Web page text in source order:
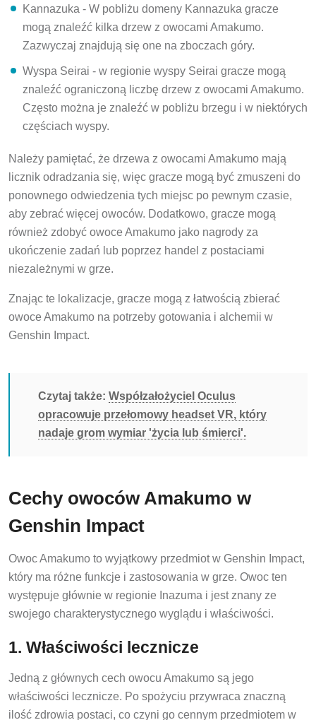
Kannazuka - W pobliżu domeny Kannazuka gracze
mogą znaleźć kilka drzew z owocami Amakumo.
Zazwyczaj znajdują się one na zboczach góry.
Wyspa Seirai - w regionie wyspy Seirai gracze mogą
znaleźć ograniczoną liczbę drzew z owocami Amakumo.
Często można je znaleźć w pobliżu brzegu i w niektórych
częściach wyspy.
Należy pamiętać, że drzewa z owocami Amakumo mają
licznik odradzania się, więc gracze mogą być zmuszeni do
ponownego odwiedzenia tych miejsc po pewnym czasie,
aby zebrać więcej owoców. Dodatkowo, gracze mogą
również zdobyć owoce Amakumo jako nagrody za
ukończenie zadań lub poprzez handel z postaciami
niezależnymi w grze.
Znając te lokalizacje, gracze mogą z łatwością zbierać
owoce Amakumo na potrzeby gotowania i alchemii w
Genshin Impact.
Czytaj także: Współzałożyciel Oculus
opracowuje przełomowy headset VR, który
nadaje grom wymiar 'życia lub śmierci'.
Cechy owoców Amakumo w
Genshin Impact
Owoc Amakumo to wyjątkowy przedmiot w Genshin Impact,
który ma różne funkcje i zastosowania w grze. Owoc ten
występuje głównie w regionie Inazuma i jest znany ze
swojego charakterystycznego wyglądu i właściwości.
1. Właściwości lecznicze
Jedną z głównych cech owocu Amakumo są jego
właściwości lecznicze. Po spożyciu przywraca znaczną
ilość zdrowia postaci, co czyni go cennym przedmiotem w